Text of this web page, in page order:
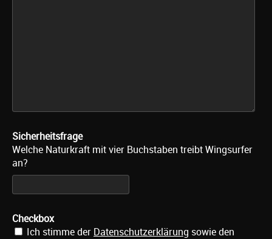
Sicherheitsfrage
Welche Naturkraft mit vier Buchstaben treibt Wingsurfer
an?
Checkbox
Ich stimme der Datenschutzerklärung sowie den